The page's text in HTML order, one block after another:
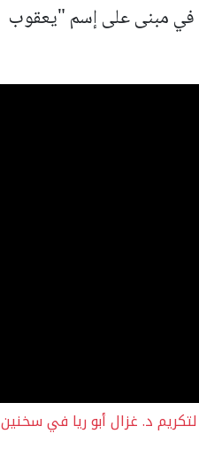
في مبنى على إسم "يعقوب
د. غزال أبو ريا في سخنين